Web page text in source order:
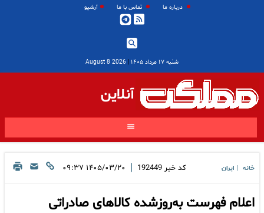
درباره ما تماس با ما آرشیو
شنبه ۱۷ مرداد ۱۴۰۵ |
2026 August 8
آنلاین
خانه ایران کد خبر 192449
| ۱۴۰۵/۰۳/۲۰ ۰۹:۳۷
اعلام فهرست به‌روزشده کالاهای صادراتی